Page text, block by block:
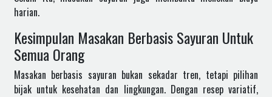
harian.
Kesimpulan Masakan Berbasis Sayuran Untuk
Semua Orang
Masakan berbasis sayuran bukan sekadar tren, tetapi pilihan
bijak untuk kesehatan dan lingkungan. Dengan resep variatif,